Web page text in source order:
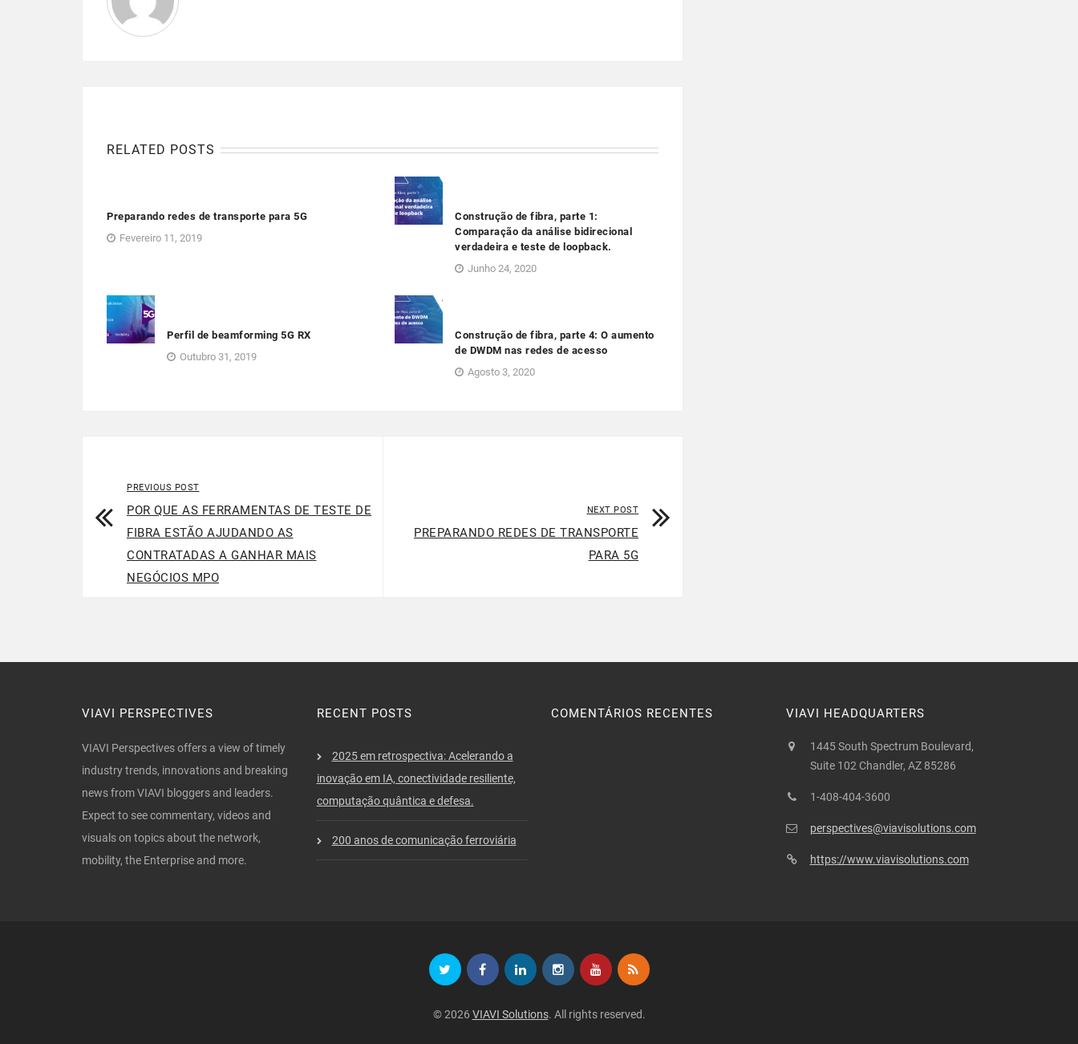
RELATED POSTS
Preparando redes de transporte para 5G
Fevereiro 11, 2019
Construção de fibra, parte 1:
Comparação da análise bidirecional
verdadeira e teste de loopback.
Junho 24, 2020
Perfil de beamforming 5G RX
Outubro 31, 2019
Construção de fibra, parte 4: O aumento
de DWDM nas redes de acesso
Agosto 3, 2020
PREVIOUS POST
POR QUE AS FERRAMENTAS DE TESTE DE
FIBRA ESTÃO AJUDANDO AS
CONTRATADAS A GANHAR MAIS
NEGÓCIOS MPO
NEXT POST
PREPARANDO REDES DE TRANSPORTE
PARA 5G
VIAVI PERSPECTIVES
VIAVI Perspectives offers a view of timely
industry trends, innovations and breaking
news from VIAVI bloggers and leaders.
Expect to see commentary, videos and
visuals on topics about the network,
mobility, the Enterprise and more.
RECENT POSTS
2025 em retrospectiva: Acelerando a
inovação em IA, conectividade resiliente,
computação quântica e defesa.
200 anos de comunicação ferroviária
COMENTÁRIOS RECENTES VIAVI HEADQUARTERS
1445 South Spectrum Boulevard,
Suite 102 Chandler, AZ 85286
1-408-404-3600
perspectives@viavisolutions.com
https://www.viavisolutions.com
© 2026 VIAVI Solutions. All rights reserved.